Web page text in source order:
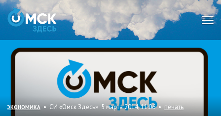
ЭКОНОМИКА • СИ «Омск Здесь» 5 марта 2014, 11:06 • печать